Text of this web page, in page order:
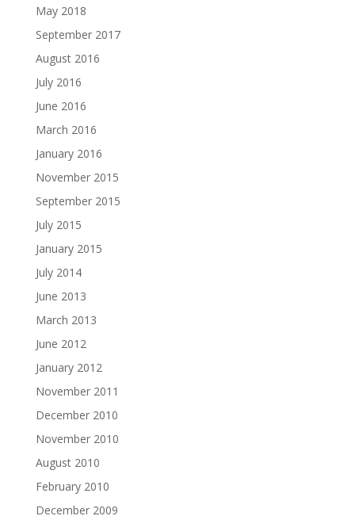
May 2018
September 2017
August 2016
July 2016
June 2016
March 2016
January 2016
November 2015
September 2015
July 2015
January 2015
July 2014
June 2013
March 2013
June 2012
January 2012
November 2011
December 2010
November 2010
August 2010
February 2010
December 2009